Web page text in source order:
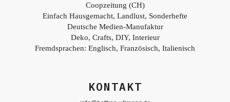
Coopzeitung (CH)
Einfach Hausgemacht, Landlust, Sonderhefte
Deutsche Medien-Manufaktur
Deko, Crafts, DIY, Interieur
Fremdsprachen: Englisch, Französisch, Italienisch
KONTAKT